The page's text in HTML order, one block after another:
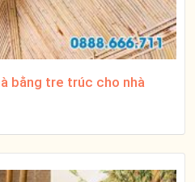
bằng tre trúc cho nhà